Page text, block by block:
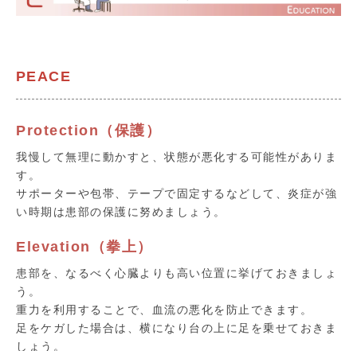
PEACE
Protection（保護）
我慢して無理に動かすと、状態が悪化する可能性がありま
す。
サポーターや包帯、テープで固定するなどして、炎症が強
い時期は患部の保護に努めましょう。
Elevation（拳上）
患部を、なるべく心臓よりも高い位置に挙げておきましょ
う。
重力を利用することで、血流の悪化を防止できます。
足をケガした場合は、横になり台の上に足を乗せておきま
しょう。